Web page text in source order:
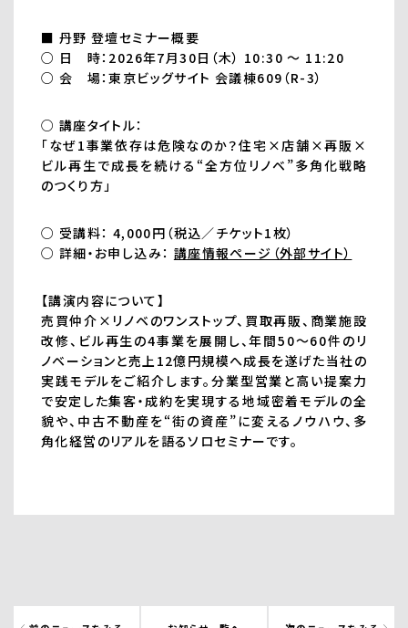
■ 丹野 登壇セミナー概要
○ 日 時：2026年7月30日（木） 10:30 ～ 11:20
○ 会 場：東京ビッグサイト 会議棟609（R-3）
○ 講座タイトル：
「なぜ1事業依存は危険なのか？住宅×店舗×再販×
ビル再生で成長を続ける“全方位リノベ”多角化戦略
のつくり方」
○ 受講料： 4,000円（税込／チケット1枚）
○ 詳細・お申し込み： 講座情報ページ（外部サイト）
【講演内容について】
売買仲介×リノベのワンストップ、買取再販、商業施設
改修、ビル再生の4事業を展開し、年間50～60件のリ
ノベーションと売上12億円規模へ成長を遂げた当社の
実践モデルをご紹介します。分業型営業と高い提案力
で安定した集客・成約を実現する地域密着モデルの全
貌や、中古不動産を“街の資産”に変えるノウハウ、多
角化経営のリアルを語るソロセミナーです。